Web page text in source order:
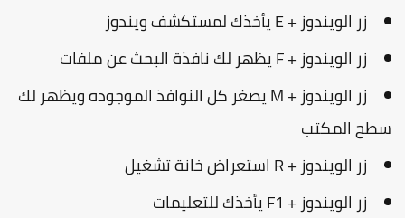
زر الويندوز + E يأخذك لمستكشف ويندوز
زر الويندوز + F يظهر لك نافذة البحث عن ملفات
زر الويندوز + M يصغر كل النوافذ الموجوده ويظهر لك
المكتب
زر الويندوز + R استعراض خانة تشغيل
زر الويندوز + F1 يأخذك للتعليمات